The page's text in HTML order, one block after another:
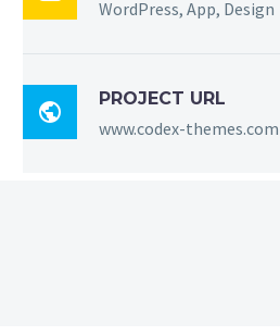
WordPress, App, Design

PROJECT URL
www.codex-themes.com